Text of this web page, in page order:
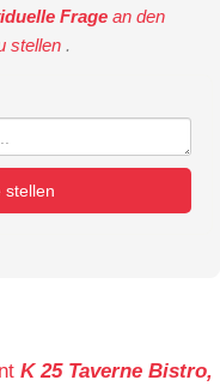
Frage an den
stellen .
stellen
K 25 Taverne Bistro,